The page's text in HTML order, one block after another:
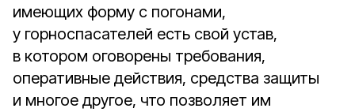
имеющих форму с погонами,
у горноспасателей есть свой устав,
в котором оговорены требования,
оперативные действия, средства защиты
и многое другое, что позволяет им